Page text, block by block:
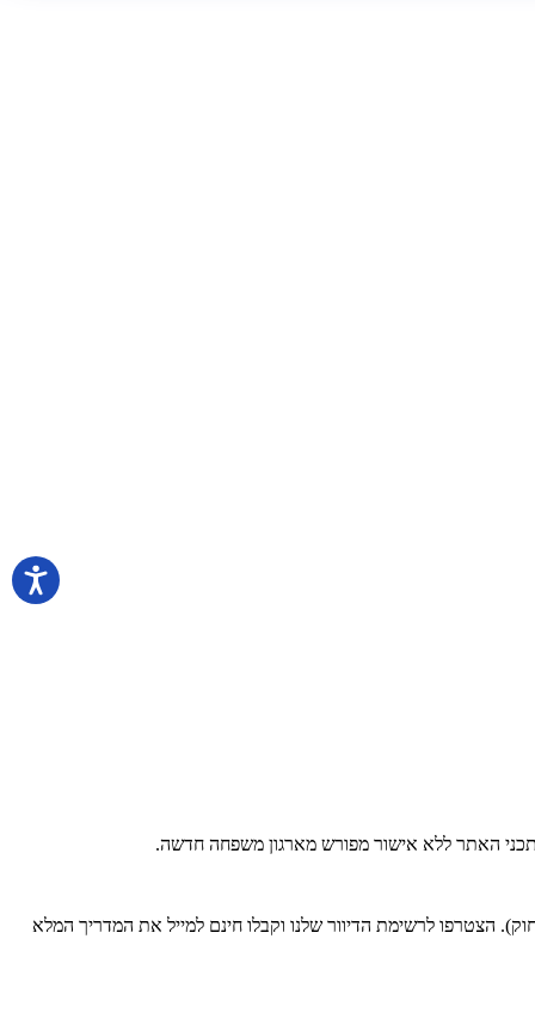
האתר ללא אישור מפורש מארגון משפחה חדשה.
הצטרפו לרשימת הדיוור שלנו וקבלו חינם למייל את המדריך המלא